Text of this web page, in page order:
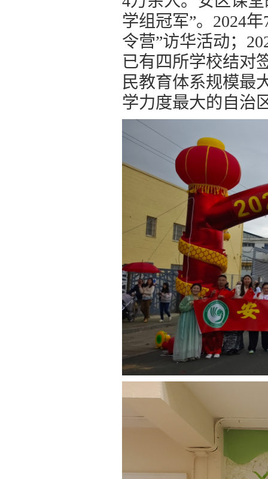
学组冠军”。2024
令营”访华活动；
已有四所学校结对
民教育体系规模最
学力度最大的自治